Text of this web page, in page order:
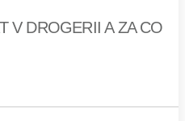
V DROGERII A ZA CO